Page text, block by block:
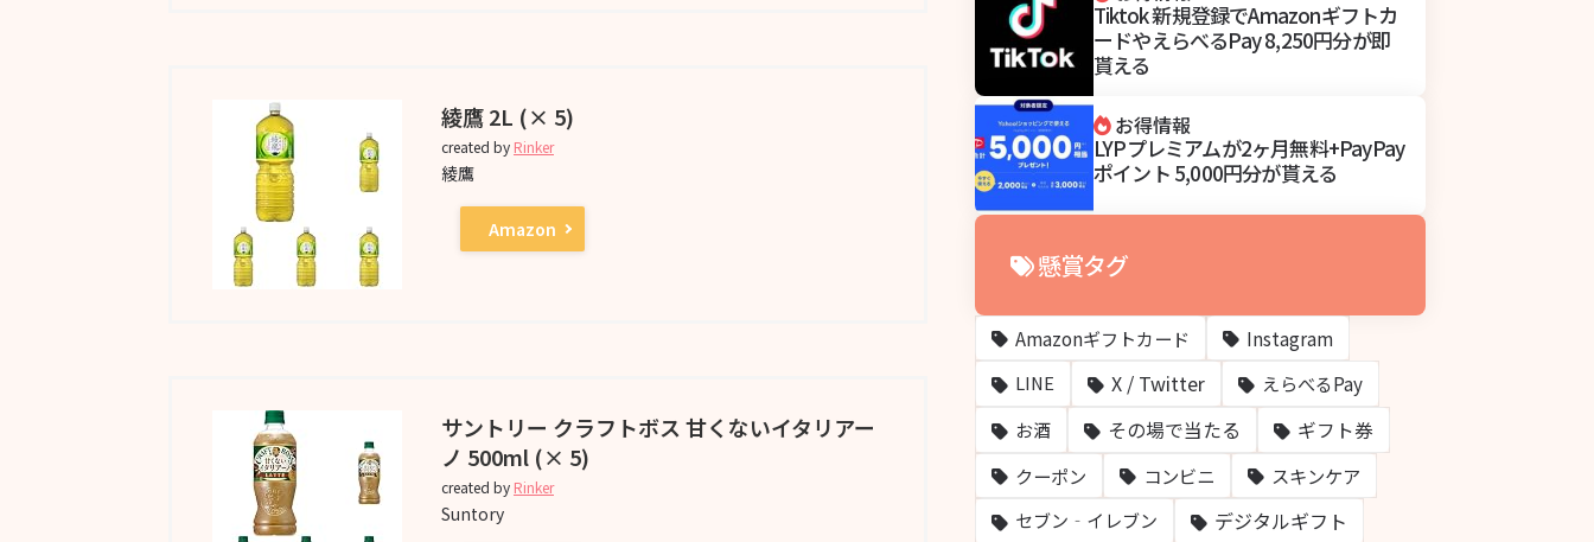
綾鷹 2L (× 5)
created by Rinker
綾鷹
Amazon
サントリー クラフトボス 甘くないイタリアー
ノ 500ml (× 5)
created by Rinker
Suntory
Tiktok 新規登録でAmazonギフトカ
ードやえらべるPay 8,250円分が即
貰える
お得情報
LYPプレミアムが2ヶ月無料+PayPay
ポイント 5,000円分が貰える
懸賞タグ
Amazonギフトカード Instagram
LINE X / Twitter
えらべるPay
お酒
その場で当たる ギフト券
クーポン コンビニ スキンケア
セブン‐イレブン デジタルギフト